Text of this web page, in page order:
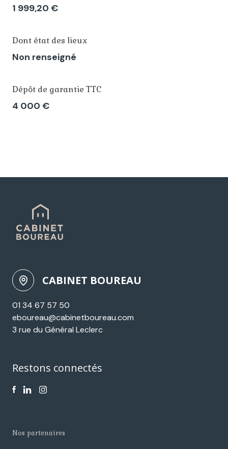
1 999,20 €
Dont état des lieux
Non renseigné
Dépôt de garantie TTC
4 000 €
CABINET BOUREAU
01 34 67 57 50
eboureau@cabinetboureau.com
3 rue du Général Leclerc
Restons connectés
nos partenaires